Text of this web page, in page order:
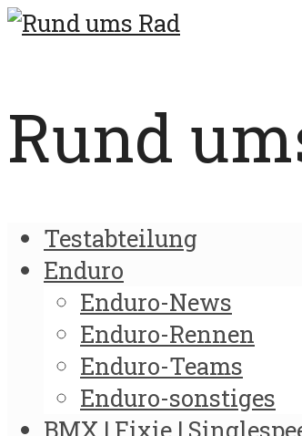
Rund
Testabteilung
Enduro
Enduro-News
Enduro-Rennen
Enduro-Teams
Enduro-sonstiges
BMX | Fixie |